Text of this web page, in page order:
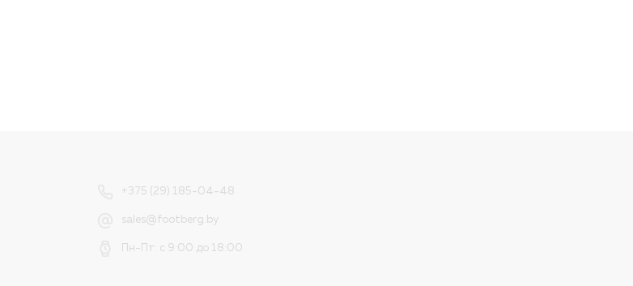
+375 (29) 185-04-48
sales@footberg.by
Пн-Пт: с 9:00 до 18:00